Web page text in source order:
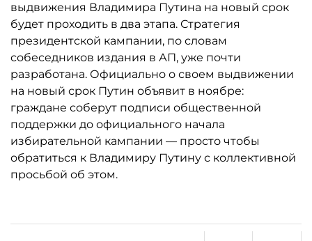
выдвижения Владимира Путина на новый срок
будет проходить в два этапа. Стратегия
президентской кампании, по словам
собеседников издания в АП, уже почти
разработана. Официально о своем выдвижении
на новый срок Путин объявит в ноябре:
граждане соберут подписи общественной
поддержки до официального начала
избирательной кампании — просто чтобы
обратиться к Владимиру Путину с коллективной
просьбой об этом.